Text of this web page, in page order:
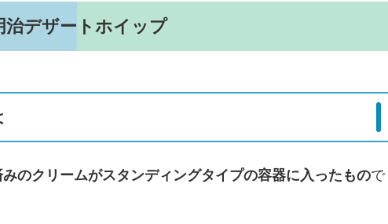
治デザートホイップ
のクリームがスタンディングタイプの容器に入ったもので